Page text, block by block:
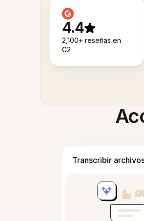
4.4
2,100+ reseñas en
G2
Transcribir